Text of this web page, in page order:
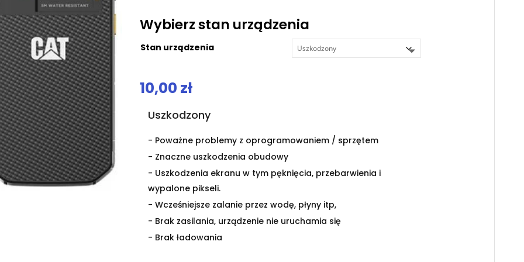
Wybierz stan urządzenia
Stan urządzenia
10,00 zł
Uszkodzony
- Poważne problemy z oprogramowaniem / sprzętem
- Znaczne uszkodzenia obudowy
- Uszkodzenia ekranu w tym pęknięcia, przebarwienia i
wypalone pikseli.
- Wcześniejsze zalanie przez wodę, płyny itp,
- Brak zasilania, urządzenie nie uruchamia się
- Brak ładowania